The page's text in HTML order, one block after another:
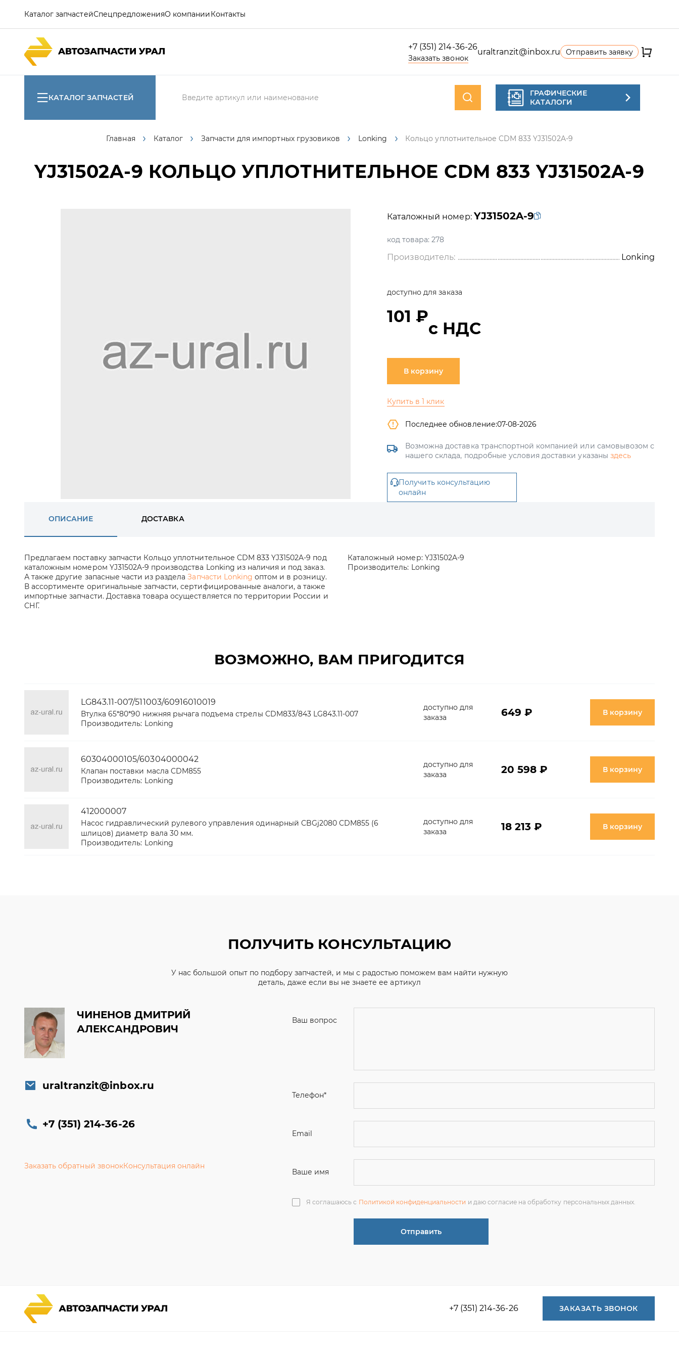
Каталог запчастейСпецпредложенияО компанииКонтакты
+7 (351) 214-36-26
Заказать звонок
uraltranzit@inbox.ru Отправить заявку
КАТАЛОГ ЗАПЧАСТЕЙ
ГРАФИЧЕСКИЕ
КАТАЛОГИ
Главная Каталог Запчасти для импортных грузовиков Lonking Кольцо уплотнительное CDM 833 YJ31502A-9
YJ31502A-9 КОЛЬЦО УПЛОТНИТЕЛЬНОЕ CDM 833 YJ31502A-9
Каталожный номер: YJ31502A-9
код товара: 278
Производитель: Lonking
доступно для заказа
101 ₽
с НДС
В корзину
Купить в 1 клик
Последнее обновление:07-08-2026
Возможна доставка транспортной компанией или самовывозом с
нашего склада, подробные условия доставки указаны здесь
Получить консультацию
онлайн
ОПИСАНИЕ ДОСТАВКА
Предлагаем поставку запчасти Кольцо уплотнительное CDM 833 YJ31502A-9 под
каталожным номером YJ31502A-9 производства Lonking из наличия и под заказ.
А также другие запасные части из разделаЗапчасти Lonking оптом и в розницу.
В ассортименте оригинальные запчасти, сертифицированные аналоги, а также
импортные запчасти. Доставка товара осуществляется по территории России и
СНГ.
Каталожный номер: YJ31502A-9
Производитель: Lonking
ВОЗМОЖНО, ВАМ ПРИГОДИТСЯ
LG843.11-007/511003/60916010019
Втулка 65*80*90 нижняя рычага подъема стрелы CDM833/843 LG843.11-007
Производитель: Lonking
доступно для
заказа
649 ₽ В корзину
60304000105/60304000042
Клапан поставки масла CDM855
Производитель: Lonking
доступно для
заказа
20 598 ₽ В корзину
412000007
Насос гидравлический рулевого управления одинарный CBGj2080 CDM855 (6
шлицов) диаметр вала 30 мм.
Производитель: Lonking
доступно для
заказа
18 213 ₽ В корзину
ПОЛУЧИТЬ КОНСУЛЬТАЦИЮ
У нас большой опыт по подбору запчастей, и мы с радостью поможем вам найти нужную
деталь, даже если вы не знаете ее артикул
ЧИНЕНОВ ДМИТРИЙ
АЛЕКСАНДРОВИЧ
uraltranzit@inbox.ru
+7 (351) 214-36-26
Заказать обратный звонокКонсультация онлайн
Ваш вопрос
Я соглашаюсь с
Отправить
Каталог запчастей +7 (351) 214-36-26